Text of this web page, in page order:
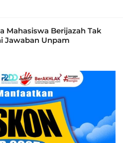
Mahasiswa Berijazah Tak
Jawaban Unpam